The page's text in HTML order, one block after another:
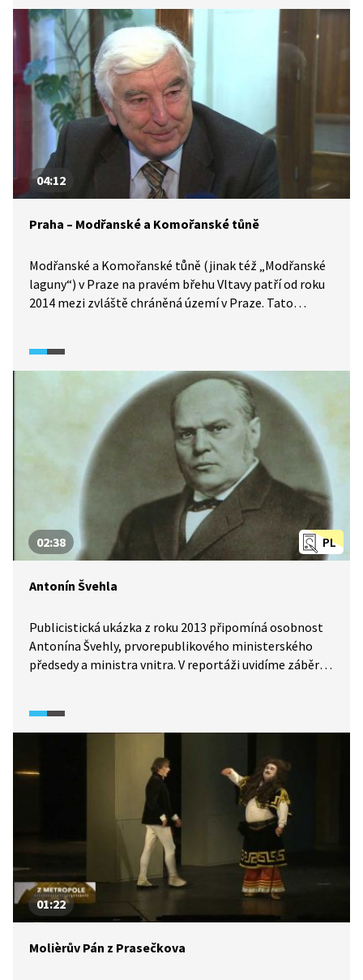
pravidelně zaplavat? A co se dělo v osadě Práče? Proč je
tento biokoridor tak důležitý?
04:12
Praha – Modřanské a Komořanské tůně
Modřanské a Komořanské tůně (jinak též „Modřanské
laguny“) v Praze na pravém břehu Vltavy patří od roku
2014 mezi zvláště chráněná území v Praze. Tato
Díky pozvolnému zarůstání vznikl cenný lužní
ekosystém a druhotný biotop mokřadních
společenstev. Kromě výskytu vzácných druhů rostlin
jsou tůně důležitým místem k rozmnožování
obojživelníků. Členitý biotop poskytuje také útočiště
mnoha druhům ptáků.
PL
02:38
Antonín Švehla
Publicistická ukázka z roku 2013 připomíná osobnost
Antonína Švehly, prvorepublikového ministerského
předsedy a ministra vnitra. V reportáži uvidíme záběry
mluvit zástupce Společnosti Antonína Švehly.
01:22
Molièrův Pán z Prasečkova